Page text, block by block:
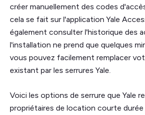
créer manuellement des codes
cela se fait sur l'application Yale
également consulter l'historique des
l'installation ne prend que quelques
vous pouvez facilement remplacer
existant par les serrures Yale.
Voici les options de serrure que Yale
propriétaires de location courte durée